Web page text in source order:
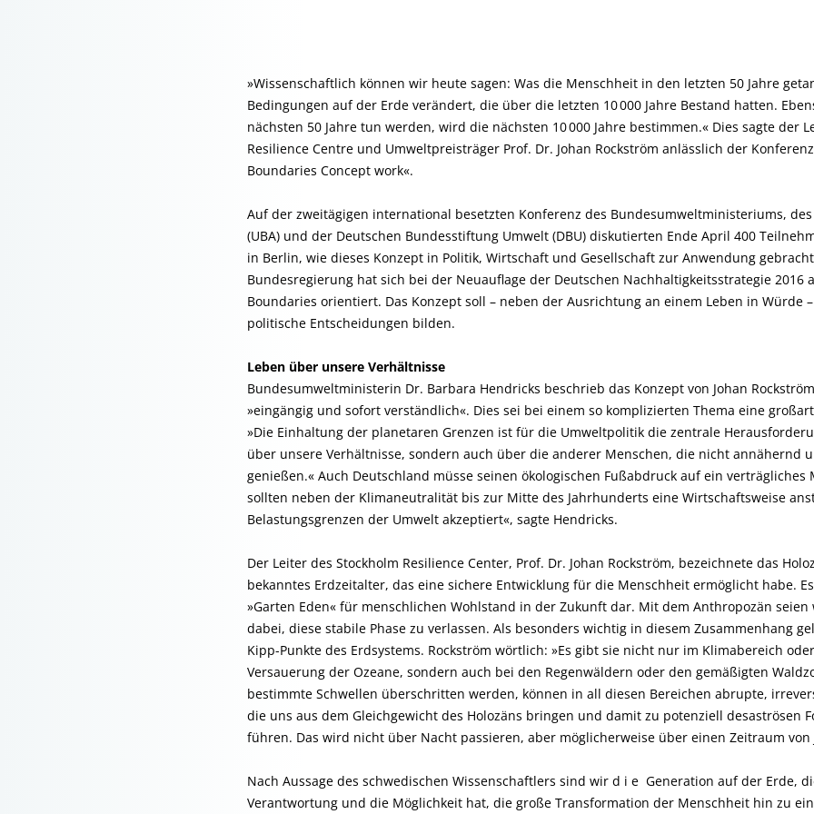
»Wissenschaftlich können wir heute sagen: Was die Menschheit in den letzten 50 Jahre
Bedingungen auf der Erde verändert, die über die letzten 10 000 Jahre Bestand hatten.
nächsten 50 Jahre tun werden, wird die nächsten 10 000 Jahre bestimmen.« Dies sagte der
Resilience Centre und Umweltpreisträger Prof. Dr. Johan Rockström anlässlich der
Boundaries Concept work«.
Auf der zweitägigen international besetzten Konferenz des Bundesumweltministeriums,
(UBA) und der Deutschen Bundesstiftung Umwelt (DBU) diskutierten Ende April 400
in Berlin, wie dieses Konzept in Politik, Wirtschaft und Gesellschaft zur Anwendung
Bundesregierung hat sich bei der Neuauflage der Deutschen Nachhaltigkeitsstrategie 2016
Boundaries orientiert. Das Konzept soll – neben der Ausrichtung an einem Leben in Würde
politische Entscheidungen bilden.
Leben über unsere Verhältnisse
Bundesumweltministerin Dr. Barbara Hendricks beschrieb das Konzept von Johan
»eingängig und sofort verständlich«. Dies sei bei einem so komplizierten Thema eine
»Die Einhaltung der planetaren Grenzen ist für die Umweltpolitik die zentrale
über unsere Verhältnisse, sondern auch über die anderer Menschen, die nicht annähernd
genießen.« Auch Deutschland müsse seinen ökologischen Fußabdruck auf ein verträgliches
sollten neben der Klimaneutralität bis zur Mitte des Jahrhunderts eine Wirtschaftsweise
Belastungsgrenzen der Umwelt akzeptiert«, sagte Hendricks.
Der Leiter des Stockholm Resilience Center, Prof. Dr. Johan Rockström, bezeichnete das
bekanntes Erdzeitalter, das eine sichere Entwicklung für die Menschheit ermöglicht habe.
»Garten Eden« für menschlichen Wohlstand in der Zukunft dar. Mit dem Anthropozän
dabei, diese stabile Phase zu verlassen. Als besonders wichtig in diesem Zusammenhang
Kipp-Punkte des Erdsystems. Rockström wörtlich: »Es gibt sie nicht nur im Klimabereich
Versauerung der Ozeane, sondern auch bei den Regenwäldern oder den gemäßigten
bestimmte Schwellen überschritten werden, können in all diesen Bereichen abrupte,
die uns aus dem Gleichgewicht des Holozäns bringen und damit zu potenziell desaströsen
führen. Das wird nicht über Nacht passieren, aber möglicherweise über einen Zeitraum von
Nach Aussage des schwedischen Wissenschaftlers sind wir d i e Generation auf der Erde,
Verantwortung und die Möglichkeit hat, die große Transformation der Menschheit hin zu